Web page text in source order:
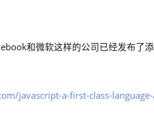
和微软这样的公司已经发布了
javascript-a-first-class-